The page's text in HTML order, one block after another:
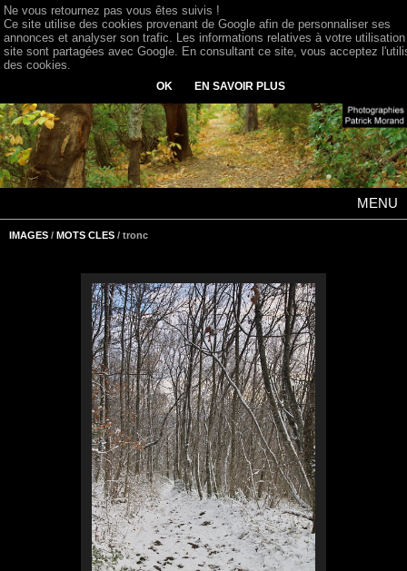
MENU
IMAGES / MOTS CLES / tronc
Ne vous retournez pas vous êtes suivis !
Ce site utilise des cookies provenant de Google afin de personnaliser ses
annonces et analyser son trafic. Les informations relatives à votre
site sont partagées avec Google. En consultant ce site, vous acceptez
des cookies.
OK EN SAVOIR PLUS